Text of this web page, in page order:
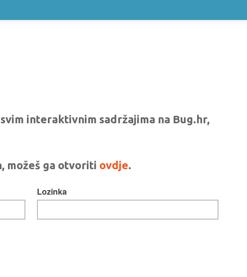
interaktivnim sadržajima na Bug.hr,
možeš ga otvoriti ovdje.
Lozinka